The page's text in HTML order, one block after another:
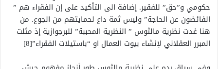
حكومي و”حق” للفقير. إضافة الى التأكيد على إن الفقراء هم ”
الفائضون عن الحاجة” وليس ثمة داع لحمايتهم من الجوع. من
هنا غدت نظرية مالثوس ” النظرية المحببة” للبرجوازية إذ مثلت
المبرر العقلاني لإنشاء بيوت العمال او “باستيلات الفقراء”[8]